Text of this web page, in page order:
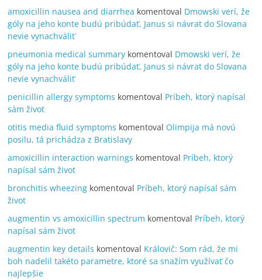
amoxicillin nausea and diarrhea komentoval Dmowski verí, že
góly na jeho konte budú pribúdať, Janus si návrat do Slovana
nevie vynachváliť
pneumonia medical summary komentoval Dmowski verí, že
góly na jeho konte budú pribúdať, Janus si návrat do Slovana
nevie vynachváliť
penicillin allergy symptoms komentoval Príbeh, ktorý napísal
sám život
otitis media fluid symptoms komentoval Olimpija má novú
posilu, tá prichádza z Bratislavy
amoxicillin interaction warnings komentoval Príbeh, ktorý
napísal sám život
bronchitis wheezing komentoval Príbeh, ktorý napísal sám
život
augmentin vs amoxicillin spectrum komentoval Príbeh, ktorý
napísal sám život
augmentin key details komentoval Královič: Som rád, že mi
boh nadelil takéto parametre, ktoré sa snažím využívať čo
najlepšie